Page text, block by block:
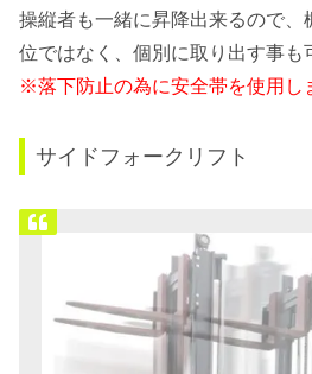
操縦者も一緒に昇降出来るので、
位ではなく、個別に取り出す事も
※落下防止の為に安全帯を使用し
サイドフォークリフト